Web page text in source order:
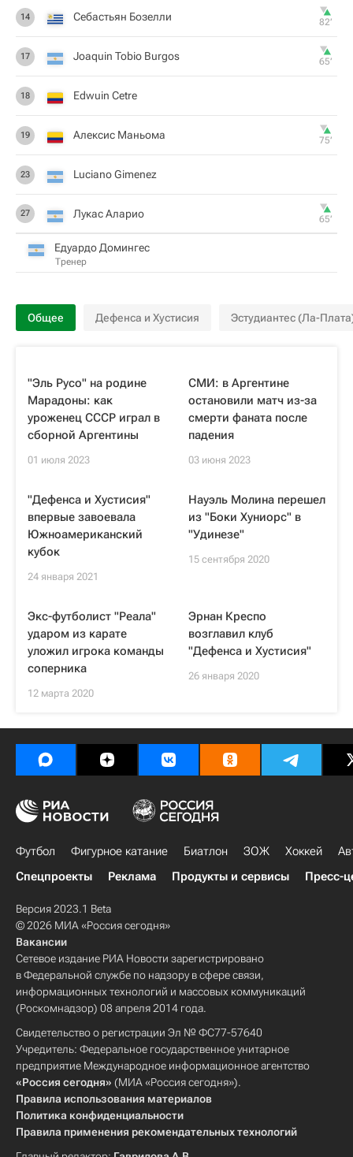
14 Себастьян Бозелли 82‎’‎
17 Joaquin Tobio Burgos 65‎’‎
18 Edwuin Cetre
19 Алексис Маньома 75‎’‎
23 Luciano Gimenez
27 Лукас Аларио 65‎’‎
Едуардо Домингес
Тренер
Общее Дефенса и Хустисия Эстудиантес (Ла-
"Эль Русо" на родине
Марадоны: как
уроженец СССР играл в
сборной Аргентины
01 июля 2023
СМИ: в Аргентине
остановили матч из-за
смерти фаната после
падения
03 июня 2023
"Дефенса и Хустисия"
впервые завоевала
Южноамериканский
кубок
24 января 2021
Науэль Молина перешел
из "Боки Хуниорс" в
"Удинезе"
15 сентября 2020
Экс-футболист "Реала"
ударом из карате
уложил игрока команды
соперника
12 марта 2020
Эрнан Креспо
возглавил клуб
"Дефенса и Хустисия"
26 января 2020
Футбол Фигурное катание Биатлон ЗОЖ Хоккей
Спецпроекты
Реклама Продукты и сервисы Пресс-
Версия 2023.1 Beta
© 2026 МИА «Россия сегодня»
Вакансии
Сетевое издание РИА Новости зарегистрировано
в Федеральной службе по надзору в сфере связи,
информационных технологий и массовых коммуникаций
(Роскомнадзор) 08 апреля 2014 года.
Свидетельство о регистрации Эл № ФС77-57640
Учредитель: Федеральное государственное унитарное
предприятие Международное информационное агентство
«Россия сегодня» (МИА «Россия сегодня»).
Правила использования материалов
Политика конфиденциальности
Правила применения рекомендательных технологий